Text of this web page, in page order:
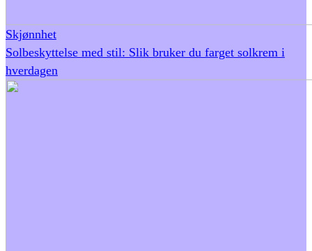
Skjønnhet
Solbeskyttelse med stil: Slik bruker du farget solkrem i
hverdagen